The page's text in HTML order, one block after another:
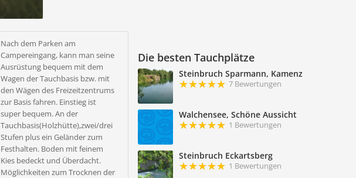
Die besten Tauchplätze
Steinbruch Sparmann, Kamenz
7 Bewertungen
Walchensee, Schöne Aussicht
1 Bewertungen
Steinbruch Eckartsberg
1 Bewertungen
Nach dem Parken am
Campereingang, kann man seine
Ausrüstung bequem mit dem
Wagen der Tauchbasis bzw. mit
den Wägen des Freizeitzentrums
zur Basis fahren. Einstieg ist
super bequem. An der
Tauchbasis(Holzhütte),zwei/drei
Stufen plus ein Geländer zum
Festhalten. Boden mit feinem
Kies bedeckt und Überdacht.
Möglichkeiten zum Trocknen der